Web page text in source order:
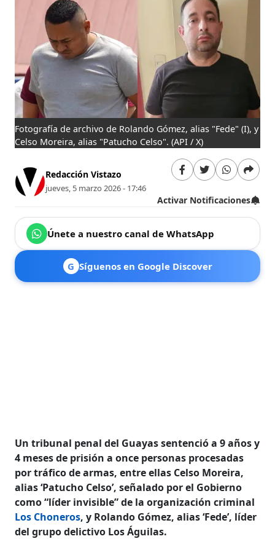
Fotografía de archivo de Rolando Gómez, alias "Fede" (I), y
Celso Moreira, alias "Patucho Celso". (API / X)
Redacción Vistazo
jueves, 5 marzo 2026 - 17:46
Activar Notificaciones
Únete a nuestro canal de WhatsApp
G Síguenos en Google Discover
Un tribunal penal del Guayas sentenció a 9 años y
4 meses de prisión a once personas procesadas
por tráfico de armas, entre ellas Celso Moreira,
alias ‘Patucho Celso’, señalado por el Gobierno
como “líder invisible” de la organización criminal
Los Choneros, y Rolando Gómez, alias ‘Fede’, líder
del grupo delictivo Los Águilas.